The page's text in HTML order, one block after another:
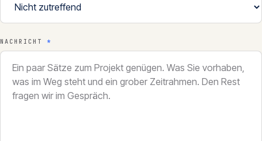
NACHRICHT *